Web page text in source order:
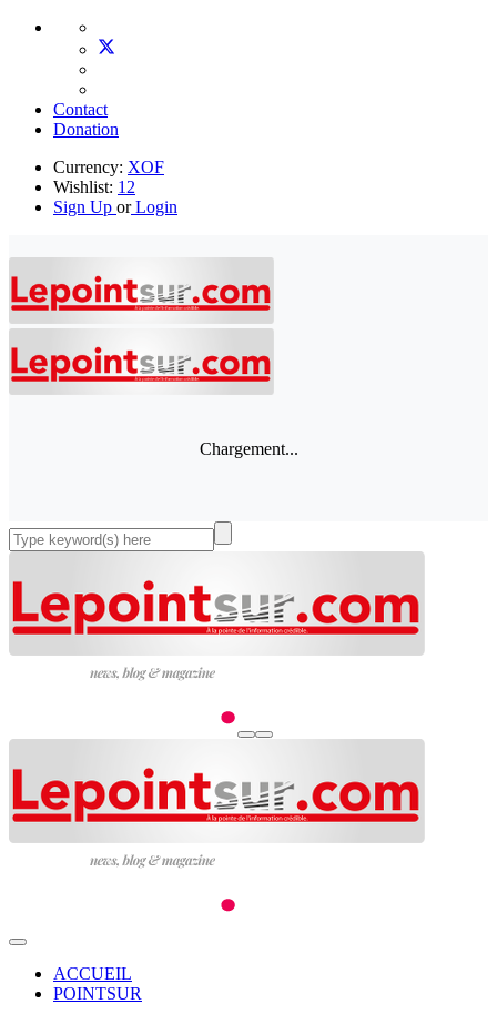
Contact
Donation
Currency: XOF
Wishlist: 12
Sign Up orLogin
Chargement...
ACCUEIL
POINTSUR